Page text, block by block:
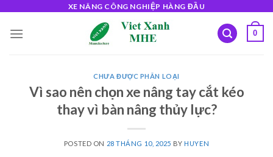
content
XE NÂNG CÔNG NGHIỆP HÀNG ĐẦU
0
CHƯA ĐƯỢC PHÂN LOẠI
Vì sao nên chọn xe nâng tay cắt kéo
thay vì bàn nâng thủy lực?
POSTED ON 28 THÁNG 10, 2025 BYHUYEN